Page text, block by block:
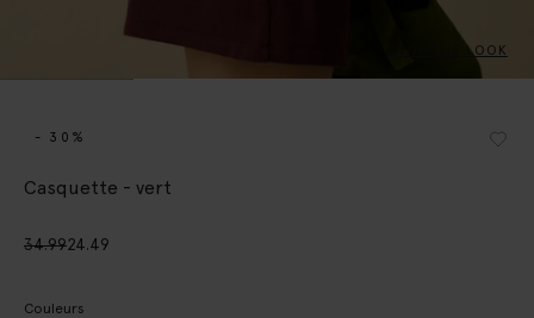
SHOP THE LOOK
- 30%
Casquette - vert
34.9924.49
Couleurs